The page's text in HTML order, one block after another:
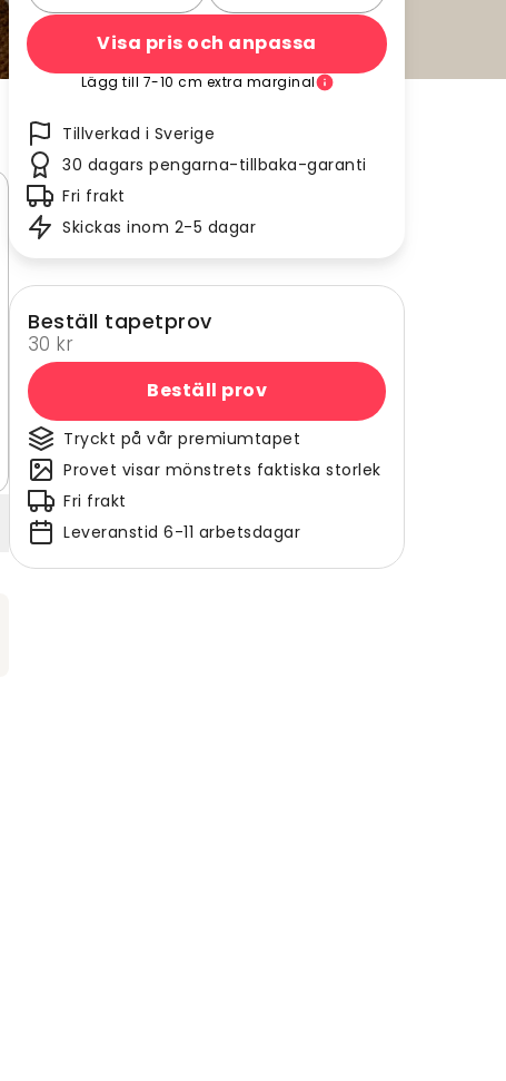
Visa pris och anpassa
Lägg till 7-10 cm extra marginal
Tillverkad i Sverige
30 dagars pengarna-tillbaka-garanti
Fri frakt
Skickas inom 2-5 dagar
Beställ tapetprov
30 kr
Beställ prov
Tryckt på vår premiumtapet
Provet visar mönstrets faktiska storlek
Fri frakt
Leveranstid 6-11 arbetsdagar